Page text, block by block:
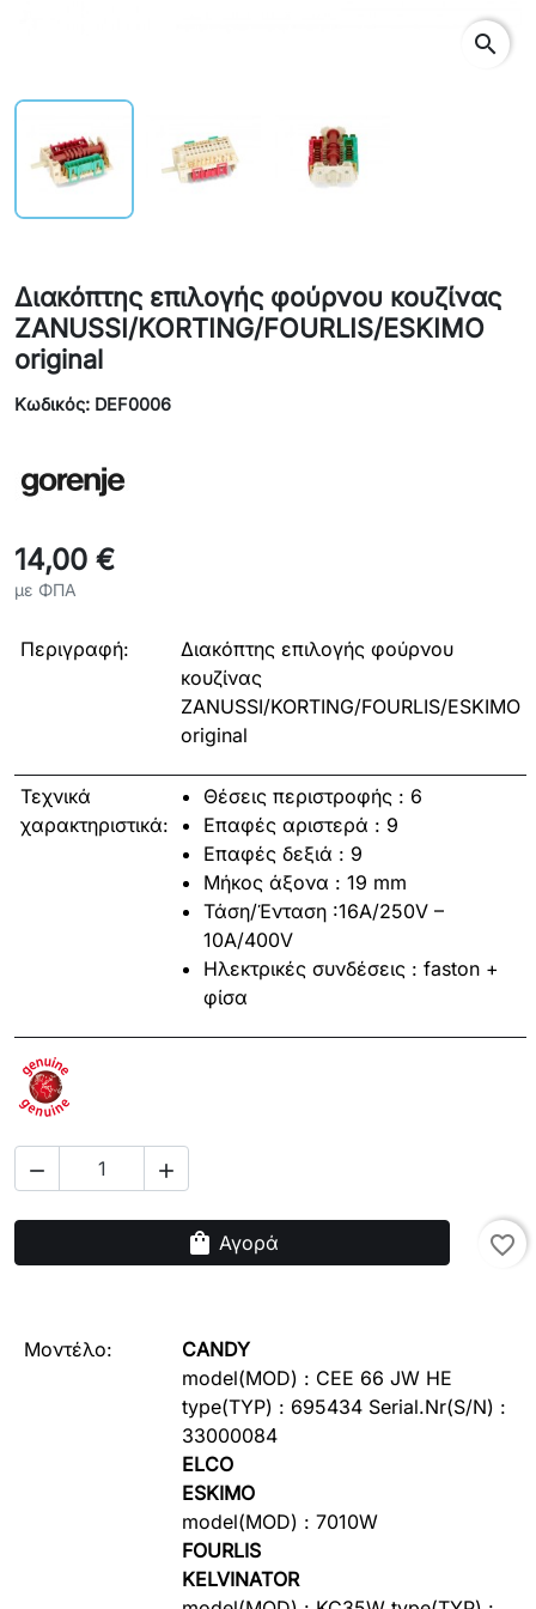
search
Διακόπτης επιλογής φούρνου κουζίνας
ZANUSSI/KORTING/FOURLIS/ESKIMO
original
Κωδικός: DEF0006
14,00 €
με ΦΠΑ
Περιγραφή:
Διακόπτης επιλογής φούρνου
κουζίνας
ZANUSSI/KORTING/FOURLIS/ESKIMO
original
Τεχνικά
χαρακτηριστικά:
Θέσεις περιστροφής : 6
Επαφές αριστερά : 9
Επαφές δεξιά : 9
Μήκος άξονα : 19 mm
Τάση/Ένταση :16A/250V –
10A/400V
Ηλεκτρικές συνδέσεις : faston +
φίσα
 
shopping_bag Αγορά favorite_border
Μοντέλο:
CANDY
model(MOD) : CEE 66 JW HE
type(TYP) : 695434 Serial.Nr(S/N) :
33000084
ELCO
ESKIMO
model(MOD) : 7010W
FOURLIS
KELVINATOR